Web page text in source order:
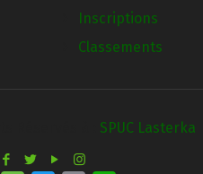
Inscriptions
Classements
SPUC Lasterka